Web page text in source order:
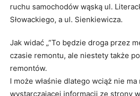
ruchu samochodów wąską ul.
Słowackiego, a ul. Sienkiewicza.
Jak widać „”To będzie droga przez
czasie remontu, ale niestety także
remontów.
I może właśnie dlatego wciąż nie
wystarczającej informacji ze strony